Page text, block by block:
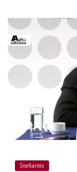
Stellantis